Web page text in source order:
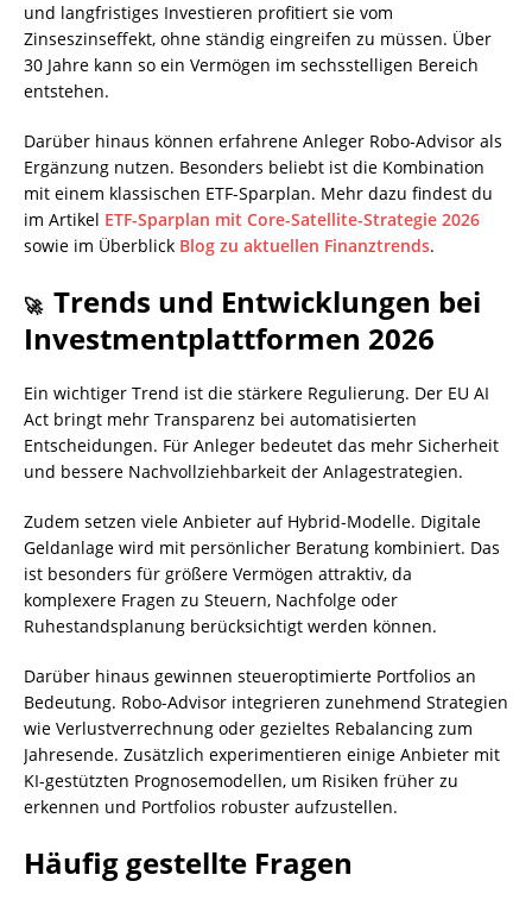
und langfristiges Investieren profitiert sie vom
Zinseszinseffekt, ohne ständig eingreifen zu müssen. Über
30 Jahre kann so ein Vermögen im sechsstelligen Bereich
entstehen.
Darüber hinaus können erfahrene Anleger Robo-Advisor als
Ergänzung nutzen. Besonders beliebt ist die Kombination
mit einem klassischen ETF-Sparplan. Mehr dazu findest du
im Artikel ETF-Sparplan mit Core-Satellite-Strategie 2026
sowie im Überblick Blog zu aktuellen Finanztrends.
🚀 Trends und Entwicklungen bei
Investmentplattformen 2026
Ein wichtiger Trend ist die stärkere Regulierung. Der EU AI
Act bringt mehr Transparenz bei automatisierten
Entscheidungen. Für Anleger bedeutet das mehr Sicherheit
und bessere Nachvollziehbarkeit der Anlagestrategien.
Zudem setzen viele Anbieter auf Hybrid-Modelle. Digitale
Geldanlage wird mit persönlicher Beratung kombiniert. Das
ist besonders für größere Vermögen attraktiv, da
komplexere Fragen zu Steuern, Nachfolge oder
Ruhestandsplanung berücksichtigt werden können.
Darüber hinaus gewinnen steueroptimierte Portfolios an
Bedeutung. Robo-Advisor integrieren zunehmend Strategien
wie Verlustverrechnung oder gezieltes Rebalancing zum
Jahresende. Zusätzlich experimentieren einige Anbieter mit
KI-gestützten Prognosemodellen, um Risiken früher zu
erkennen und Portfolios robuster aufzustellen.
Häufig gestellte Fragen